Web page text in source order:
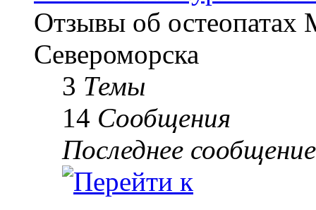
Отзывы об остеопатах
Североморска
3 Темы
14 Сообщения
Последнее сообщение